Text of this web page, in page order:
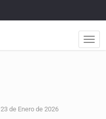
23 de Enero de 2026